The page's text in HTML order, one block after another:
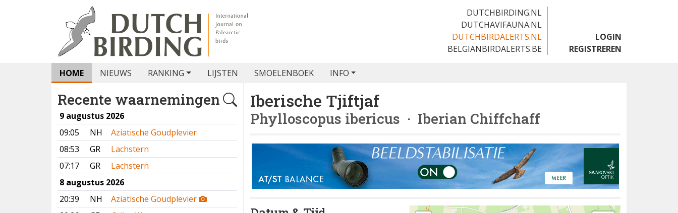
DUTCHBIRDING.NL
DUTCHAVIFAUNA.NL
DUTCHBIRDALERTS.NL
BELGIANBIRDALERTS.BE
LOGIN
REGISTREREN
HOME NIEUWS RANKING LIJSTEN SMOELENBOEK INFO
Recente waarnemingen
9 augustus 2026
09:05
NH
Aziatische Goudplevier
08:53
GR
Lachstern
07:17
GR
Lachstern
8 augustus 2026
20:39
NH
Aziatische Goudplevier
Iberische Tjiftjaf
Phylloscopus ibericus · Iberian Chiffchaff